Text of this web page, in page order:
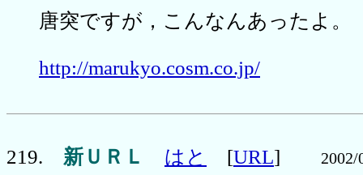
唐突ですが，こんなんあったよ。
http://marukyo.cosm.co.jp/
219. 新ＵＲＬ はと [URL]